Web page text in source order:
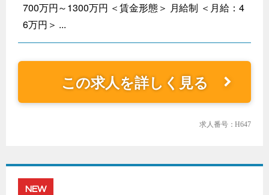
700万円～1300万円 ＜賃金形態＞ 月給制 ＜月給：4
6万円＞ ...
この求人を詳しく見る
求人番号：H647
NEW